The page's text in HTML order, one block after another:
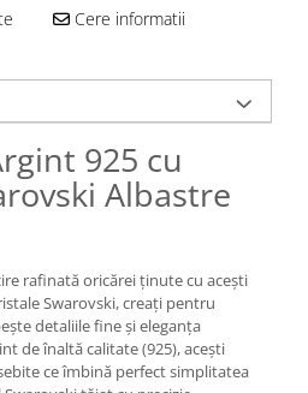
Cere informatii
925 cu
Albastre
rafinată oricărei ținute cu acești
Swarovski, creați pentru
detaliile fine și eleganța
de înaltă calitate (925), acești
ce îmbină perfect simplitatea